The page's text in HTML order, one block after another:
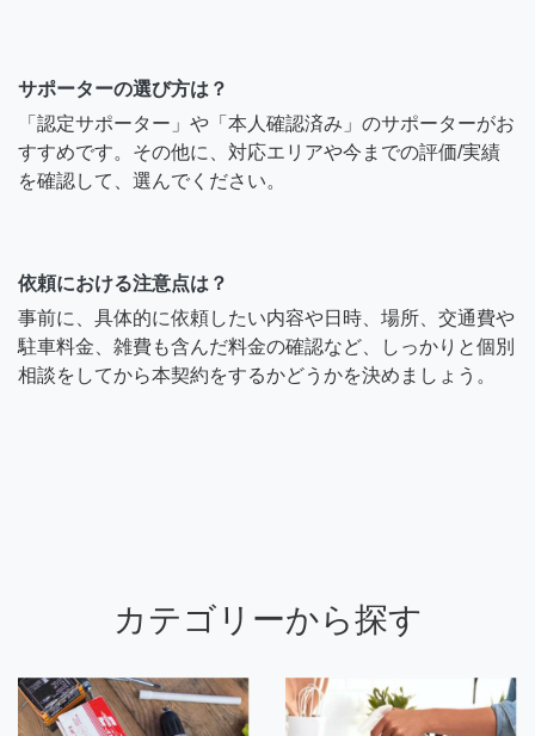
サポーターの選び方は？
「認定サポーター」や「本人確認済み」のサポーターがお
すすめです。その他に、対応エリアや今までの評価/実績
を確認して、選んでください。
依頼における注意点は？
事前に、具体的に依頼したい内容や日時、場所、交通費や
駐車料金、雑費も含んだ料金の確認など、しっかりと個別
相談をしてから本契約をするかどうかを決めましょう。
カテゴリーから探す